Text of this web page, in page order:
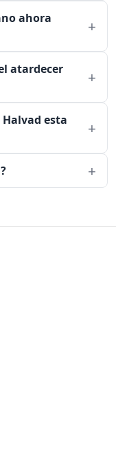
ahora
atardecer
esta